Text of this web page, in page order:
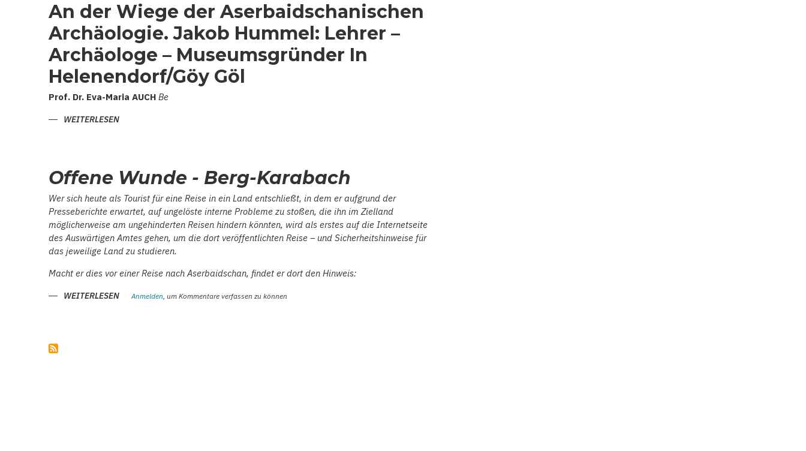
An der Wiege der Aserbaidschanischen
Archäologie. Jakob Hummel: Lehrer –
Archäologe – Museumsgründer In
Helenendorf/Göy Göl
Prof. Dr. Eva-Maria AUCH Be
WEITERLESEN
ARCHÄOLOGIE.
JAKOB
HUMMEL:
LEHRER
–
ARCHÄOLOGE
MUSEUMSGRÜNDER
IN
HELENENDORF/GÖY
GÖL
Offene Wunde - Berg-Karabach
Wer sich heute als Tourist für eine Reise in ein Land entschließt, in dem er aufgrund der
Presseberichte erwartet, auf ungelöste interne Probleme zu stoßen, die ihn im Zielland
möglicherweise am ungehinderten Reisen hindern könnten, wird als erstes auf die Internetseite
des Auswärtigen Amtes gehen, um die dort veröffentlichten Reise – und Sicherheitshinweise für
das jeweilige Land zu studieren.
Macht er dies vor einer Reise nach Aserbaidschan, findet er dort den Hinweis:
WEITERLESEN ÜBERAnmelden, um Kommentare verfassen zu können